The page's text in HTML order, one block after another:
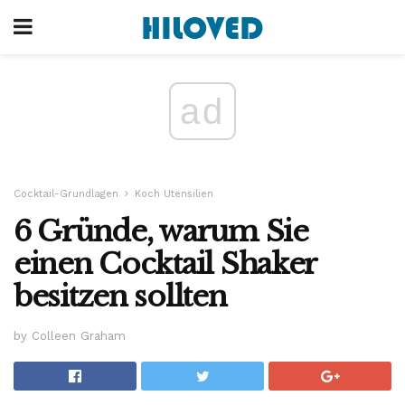
ad
Cocktail-Grundlagen Koch Utensilien
6 Gründe, warum Sie
einen Cocktail Shaker
besitzen sollten
by Colleen Graham